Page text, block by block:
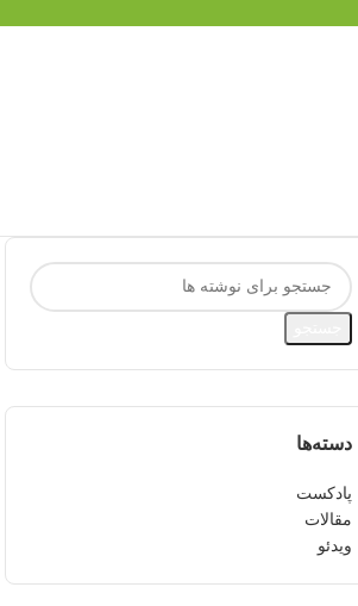
دسته‌ها
پادکست
مقالات
ویدئو